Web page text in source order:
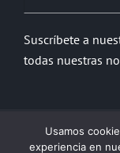
Suscríbete a
todas nuestras
Usamos
experiencia en